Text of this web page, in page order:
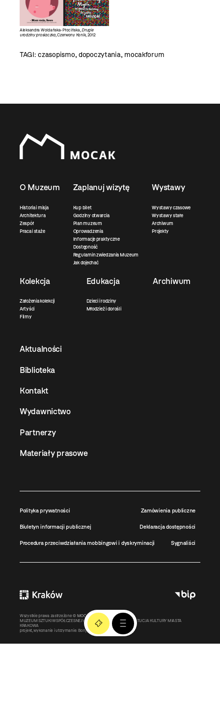
Aleksandra Woldańska-Płocińska, Drugie
urodziny prosiaczka, Czerwony Konik, 2012
TAGI:czasopismo, dopoczytania, mocakforum
O Muzeum
Historia i misja
Architektura
Zespół
Praca i staże
Zaplanuj wizytę
Kup bilet
Godziny otwarcia
Plan muzeum
Oprowadzenia
Informacje praktyczne
Dostępność
Regulamin zwiedzania Muzeum
Jak dojechać
Wystawy
Wystawy czasowe
Wystawy stałe
Archiwum
Projekty
Kolekcja
Założenia kolekcji
Artyści
Filmy
Edukacja
Dzieci i rodziny
Młodzież i dorośli
Archiwum
Aktualności
Biblioteka
Kontakt
Wydawnictwo
Partnerzy
Materiały prasowe
Polityka prywatności Zamówienia publiczne
Biuletyn informacji publicznej Deklaracja dostępności
Procedura przeciwdziałania mobbingowi i dyskryminacji Sygnaliści
Wszystkie prawa zastrzeżone © MOCAK2011-2026
MUZEUM SZTUKI WSPÓŁCZESNEJ W KRAKOWIE MOCAK – INSTYTUCJA KULTURY MIASTA
KRAKOWA
projekt, wykonanie i utrzymanie: Bonjour.pl